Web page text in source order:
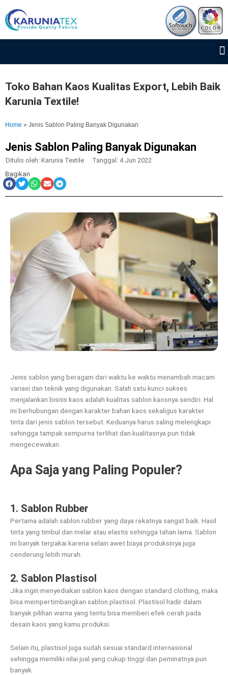
ke
konten
Toko Bahan Kaos Kualitas Export, Lebih Baik
Karunia Textile!
Home » Jenis Sablon Paling Banyak Digunakan
Jenis Sablon Paling Banyak Digunakan
Ditulis oleh: Karunia Textile Tanggal: 4 Jun 2022
Bagikan
Jenis sablon yang beragam dari waktu ke waktu menambah macam
variasi dan teknik yang digunakan. Salah satu kunci sukses
menjalankan bisnis kaos adalah kualitas sablon kaosnya sendiri. Hal
ini berhubungan dengan karakter bahan kaos sekaligus karakter
tinta dari jenis sablon tersebut. Keduanya harus saling melengkapi
sehingga tampak sempurna terlihat dan kualitasnya pun tidak
mengecewakan.
Apa Saja yang Paling Populer?
1. Sablon Rubber
Pertama adalah sablon rubber yang daya rekatnya sangat baik. Hasil
tinta yang timbul dan melar atau elastis sehingga tahan lama. Sablon
ini banyak terpakai karena selain awet biaya produksinya juga
cenderung lebih murah.
2. Sablon Plastisol
Jika ingin menyediakan sablon kaos dengan standard clothing, maka
bisa mempertimbangkan sablon plastisol. Plastisol hadir dalam
banyak pilihan warna yang tentu bisa memberi efek cerah pada
desain kaos yang kamu produksi.
Selain itu, plastisol juga sudah sesuai standard internasional
sehingga memiliki nilai jual yang cukup tinggi dan peminatnya pun
banyak.